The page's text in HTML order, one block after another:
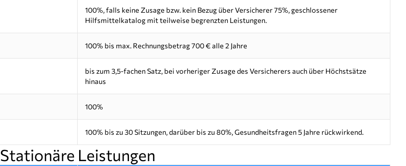
100%, falls keine Zusage bzw. kein Bezug über Versicherer 75%, geschlossener
Hilfsmittelkatalog mit teilweise begrenzten Leistungen.
100% bis max. Rechnungsbetrag 700 € alle 2 Jahre
bis zum 3,5-fachen Satz, bei vorheriger Zusage des Versicherers auch über Höchstsätze
hinaus
100%
100% bis zu 30 Sitzungen, darüber bis zu 80%, Gesundheitsfragen 5 Jahre rückwirkend.
Stationäre Leistungen